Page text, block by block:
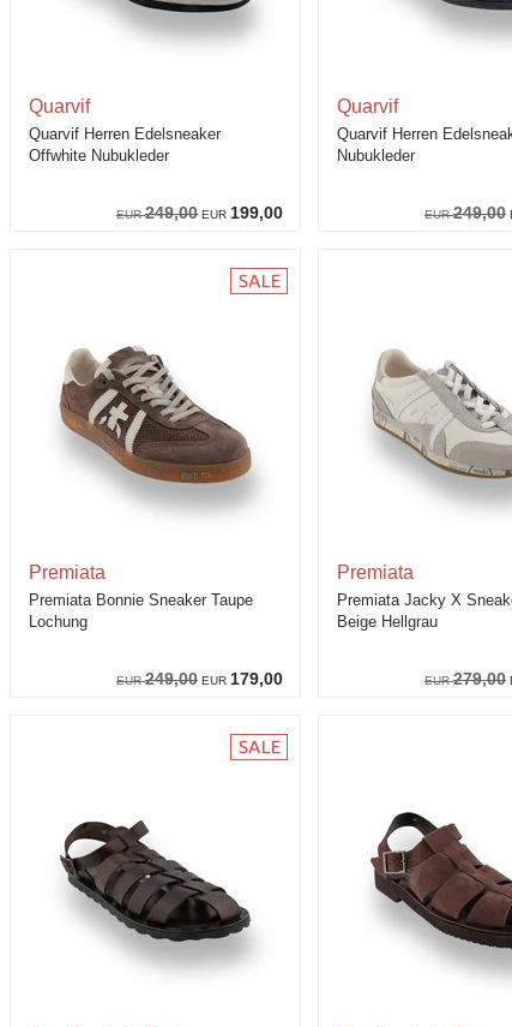
EUR249,00 EUR 199,00
Quarvif
Quarvif Herren Edelsneaker
Offwhite Nubukleder
EUR249,00
Quarvif
Quarvif Herren
Nubukleder
EUR249,00 EUR 179,00
Premiata
Premiata Bonnie Sneaker Taupe
Lochung
EUR279,00
Premiata
Premiata Jacky X
Beige Hellgrau